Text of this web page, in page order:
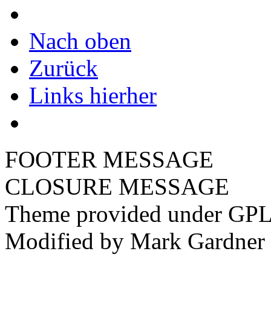
Nach oben
Zurück
Links hierher
FOOTER MESSAGE
CLOSURE MESSAGE
Theme provided under
Modified by Mark